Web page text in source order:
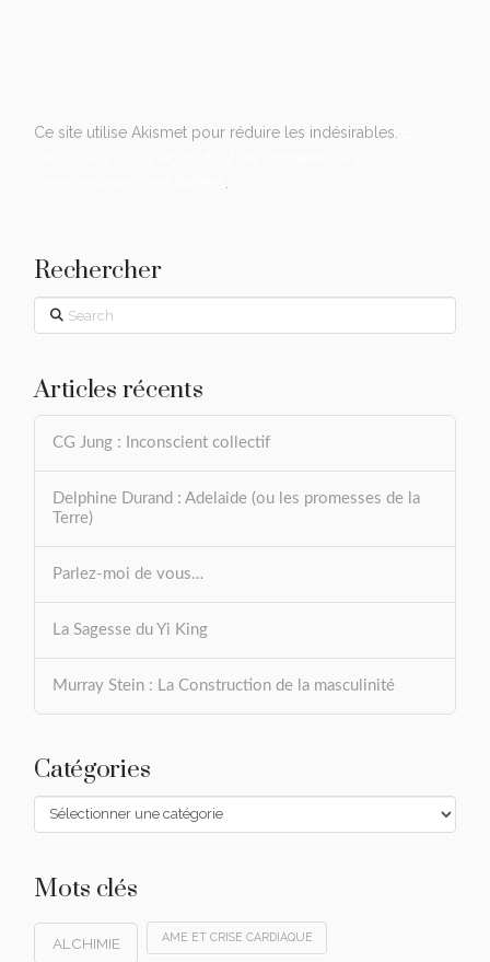
Ce site utilise Akismet pour réduire les indésirables.
.
Rechercher
Search
Articles récents
CG Jung : Inconscient collectif
Delphine Durand : Adelaide (ou les promesses de la
Terre)
Parlez-moi de vous…
La Sagesse du Yi King
Murray Stein : La Construction de la masculinité
Catégories
Catégories
Mots clés
ALCHIMIE AME ET CRISE CARDIAQUE